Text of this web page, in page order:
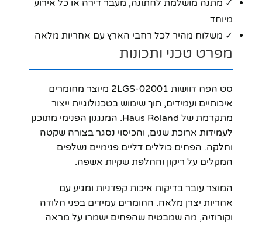
✓ מתנה מושלמת לחתונה, מעבר דירה או כל אירוע
מיוחד
✓ משלוח מהיר לכל רחבי הארץ עם אחריות מלאה
מפרט טכני ותכונות
סט הפח דוושות 2LGS-02001 מיוצר מחומרים
איכותיים ועמידים, תוך שימוש בטכנולוגיית ייצור
מתקדמת של Haus Roland. המנגנון הפנימי מתוכנן
לעמידות ארוכת שנים, והכיסוי נסגר בצורה שקטה
וחלקה. הפחים כוללים דליים פנימיים נשלפים
המקלים על ריקון והחלפת שקיות אשפה.
המוצר עובר בדיקות איכות קפדניות ומגיע עם
אחריות יצרן מלאה. החומרים עמידים בפני חלודה
וקורוזיה, מה שמבטיח שהפחים ישמרו על מראה